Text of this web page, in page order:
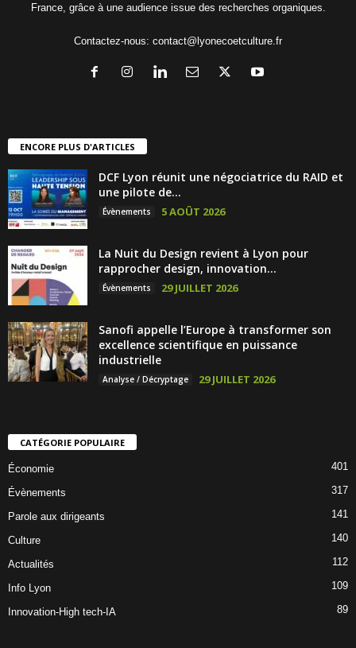
France, grâce à une audience issue des recherches organiques.
Contactez-nous: contact@lyonecoetculture.fr
ENCORE PLUS D'ARTICLES
DCF Lyon réunit une négociatrice du RAID et
une pilote de...
Évènements 5 AOÛT 2026
La Nuit du Design revient à Lyon pour
rapprocher design, innovation...
Évènements 29 JUILLET 2026
Sanofi appelle l’Europe à transformer son
excellence scientifique en puissance
industrielle
Analyse / Décryptage 29 JUILLET 2026
CATÉGORIE POPULAIRE
Économie 401
Évènements 317
Parole aux dirigeants 141
Culture 140
Actualités 112
Info Lyon 109
Innovation-High tech-IA 89